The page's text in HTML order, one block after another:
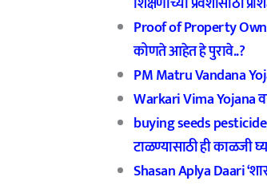
Proof of Property
कोणते आहेत हे पुरावे..?
PM Matru Vandana
Warkari Vima Yojana
buying seeds
टाळण्यासाठी ही काळजी
Shasan Aplya Daari